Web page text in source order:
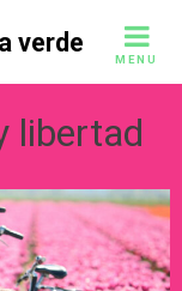
verde
MENU
libertad